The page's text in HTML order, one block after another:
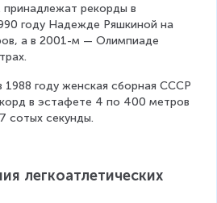
рекорды в
году Надежде Ряшкиной на
а в 2001-м — Олимпиаде
1988 году женская сборная СССР
в эстафете 4 по 400 метров
сотых секунды.
легкоатлетических